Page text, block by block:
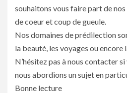
souhaitons vous faire part de
de coeur et coup de gueule.
Nos domaines de prédilection
la beauté, les voyages ou encore
N’hésitez pas à nous contacter
nous abordions un sujet en
Bonne lecture